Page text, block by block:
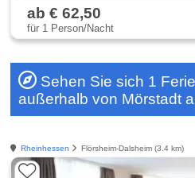
ab € 62,50
für 1 Person/Nacht
Sehen Sie sich 1
außerhalb von Mörstadt
Rheinhessen Flörsheim-Dalsheim (3.4 km)